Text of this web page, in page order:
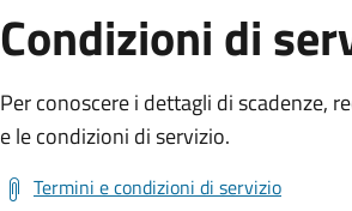
Condizioni di
Per conoscere i dettagli di scadenze,
e le condizioni di servizio.
Termini e condizioni di servizio